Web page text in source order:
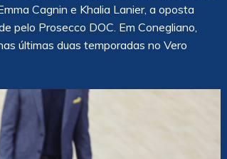
Cagnin e Khalia Lanier, a oposta
pelo Prosecco DOC. Em Conegliano,
últimas duas temporadas no Vero